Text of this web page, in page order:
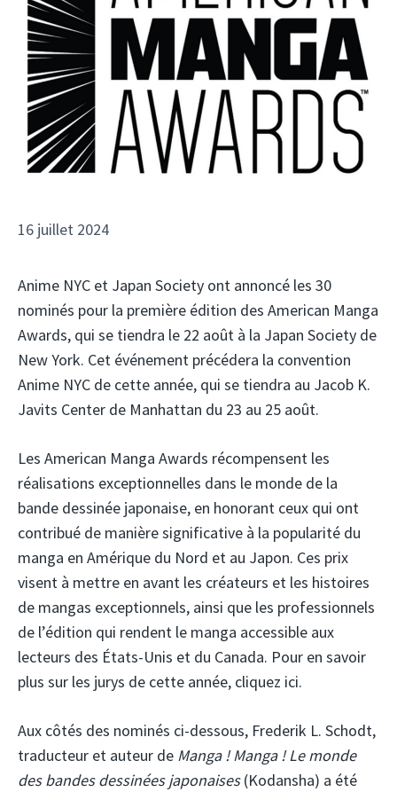
16 juillet 2024
Anime NYC et Japan Society ont annoncé les 30
nominés pour la première édition des American Manga
Awards, qui se tiendra le 22 août à la Japan Society de
New York. Cet événement précédera la convention
Anime NYC de cette année, qui se tiendra au Jacob K.
Javits Center de Manhattan du 23 au 25 août.
Les American Manga Awards récompensent les
réalisations exceptionnelles dans le monde de la
bande dessinée japonaise, en honorant ceux qui ont
contribué de manière significative à la popularité du
manga en Amérique du Nord et au Japon. Ces prix
visent à mettre en avant les créateurs et les histoires
de mangas exceptionnels, ainsi que les professionnels
de l’édition qui rendent le manga accessible aux
lecteurs des États-Unis et du Canada. Pour en savoir
plus sur les jurys de cette année, cliquez ici.
Aux côtés des nominés ci-dessous, Frederik L. Schodt,
traducteur et auteur de Manga ! Manga ! Le monde
des bandes dessinées japonaises(Kodansha) a été